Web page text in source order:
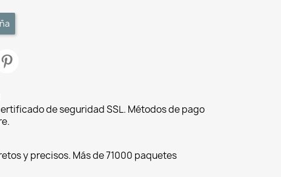
de seguridad SSL. Métodos de pago
y precisos. Más de 71000 paquetes